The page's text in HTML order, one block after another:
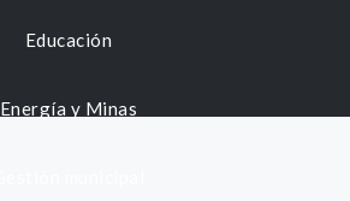
Educación
Energía y Minas